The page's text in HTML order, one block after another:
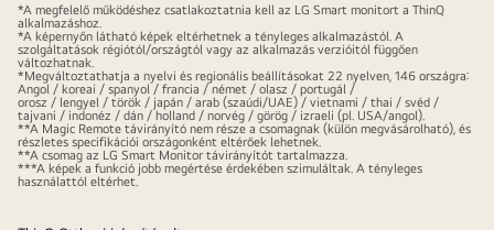
*A megfelelő működéshez csatlakoztatnia kell az LG Smart monitort a ThinQ
alkalmazáshoz.
*A képernyőn látható képek eltérhetnek a tényleges alkalmazástól. A
szolgáltatások régiótól/országtól vagy az alkalmazás verzióitól függően
változhatnak.
*Megváltoztathatja a nyelvi és regionális beállításokat 22 nyelven, 146 országra:
Angol / koreai / spanyol / francia / német / olasz / portugál /
orosz / lengyel / török / japán / arab (szaúdi/UAE) / vietnami / thai / svéd /
tajvani / indonéz / dán / holland / norvég / görög / izraeli (pl. USA/angol).
**A Magic Remote távirányító nem része a csomagnak (külön megvásárolható), és
részletes specifikációi országonként eltérőek lehetnek.
**A csomag az LG Smart Monitor távirányítót tartalmazza.
***A képek a funkció jobb megértése érdekében szimuláltak. A tényleges
használattól eltérhet.